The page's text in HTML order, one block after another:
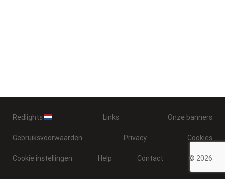
Redlights Links Onze banners
Gebruiksvoorwaarden Privacy Cookies
Cookie instellingen Help Contact © 2026